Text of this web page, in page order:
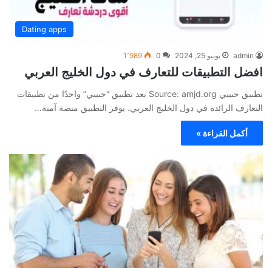
Dating apps
admin يونيو 25, 2024 0 1٬989
افضل التطبيقات للتعارف في دول الخليج العربي
تطبيق حبيبي Source: amjd.org يعد تطبيق “حبيبي” واحدًا من تطبيقات
التعارف الرائدة في دول الخليج العربي. يوفر التطبيق منصة آمنة…
أكمل القراءة »